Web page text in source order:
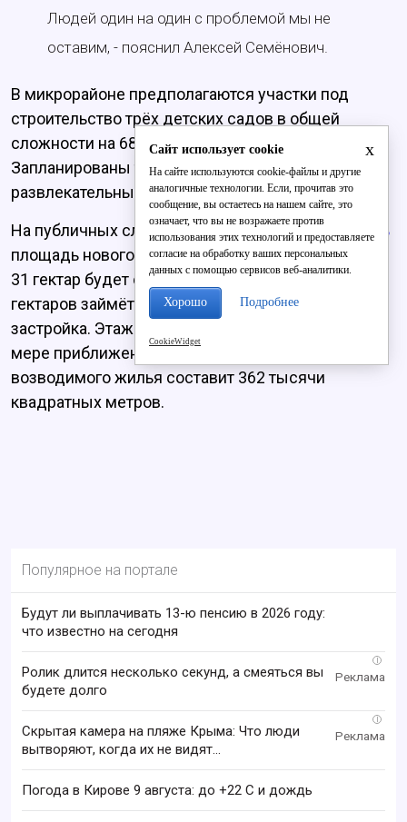
Людей один на один с проблемой мы не
оставим, - пояснил Алексей Семёнович.
В микрорайоне предполагаются участки под
строительство трёх детских садов в общей
сложности на 680 мест и школы на 1100 мест.
Запланированы торговый и торгово-
развлекательный центры с автопарковкой.
На публичных слушаниях год назадозвучивалась
площадь нового микрорайона - 62 гектара, из них
31 гектар будет отдан под многоэтажки, ещё 5
гектаров займёт среднеэтажная и малоэтажная
застройка. Этажность планируется понижать по
мере приближения к реке. Общая площадь
возводимого жилья составит 362 тысячи
квадратных метров.
Популярное на портале
Будут ли выплачивать 13-ю пенсию в 2026 году:
что известно на сегодня
i
Ролик длится несколько секунд, а смеяться вы
будете долго
i
Скрытая камера на пляже Крыма: Что люди
вытворяют, когда их не видят...
Погода в Кирове 9 августа: до +22 C и дождь
x
Сайт использует cookie
На сайте используются cookie-файлы и другие
аналогичные технологии. Если, прочитав это
сообщение, вы остаетесь на нашем сайте, это
означает, что вы не возражаете против
использования этих технологий и предоставляете
согласие на обработку ваших персональных
данных с помощью сервисов веб-аналитики.
Хорошо Подробнее
CookieWidget